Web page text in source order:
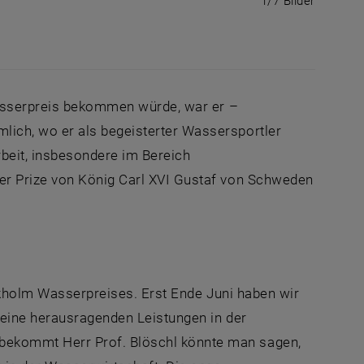
bekommen würde, war er –
wo er als begeisterter Wassersportler
insbesondere im Bereich
von König Carl XVI Gustaf von Schweden
Wasserpreises. Erst Ende Juni haben wir
herausragenden Leistungen in der
Herr Prof. Blöschl könnte man sagen,